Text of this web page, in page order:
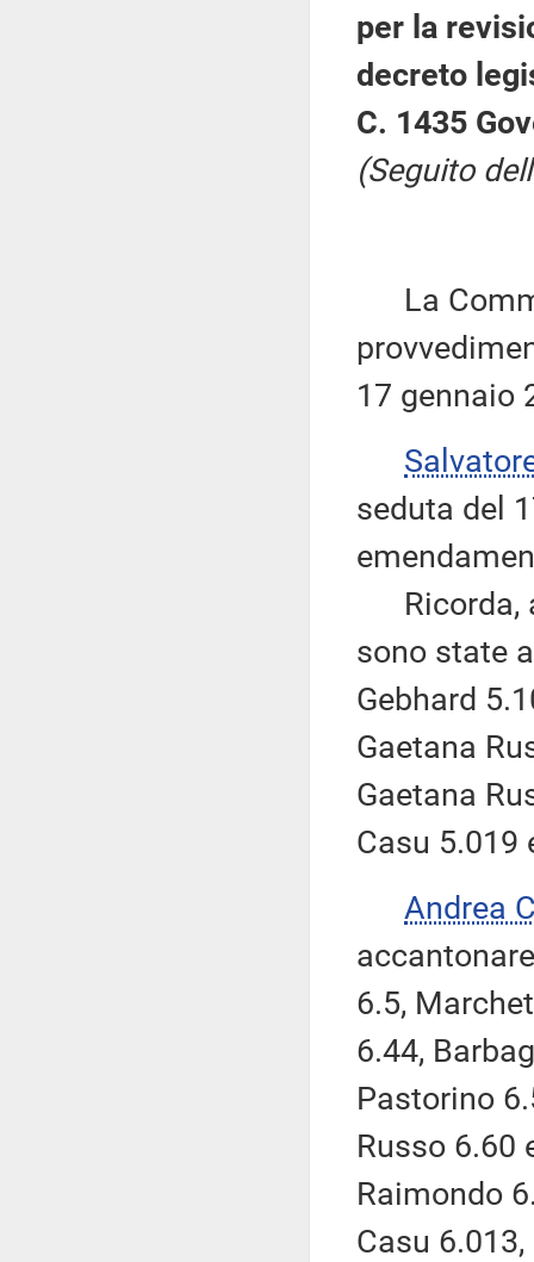
per la
decreto
C. 1435
(Seguito
La
17 gennaio
seduta del
Ricorda,
sono state
Gebhard
Gaetana
Gaetana
Casu 5.019
Andrea
6.5,
6.44,
Pastorino
Russo 6.60
Raimondo
Casu